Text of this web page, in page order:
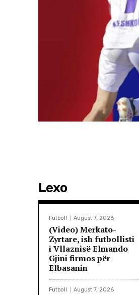
Lexo
Futboll August 7, 2026
(Video) Merkato-
Zyrtare, ish futbollisti
i Vllaznisë Elmando
Gjini firmos për
Elbasanin
Futboll August 7, 2026